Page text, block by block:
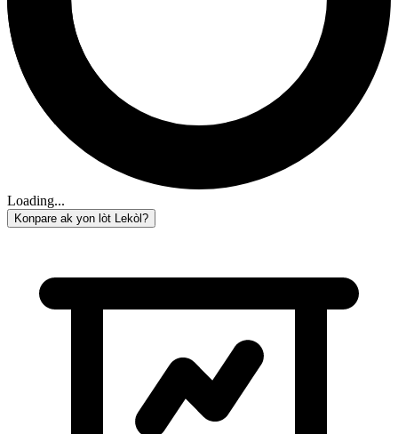
Loading...
Konpare ak yon lòt Lekòl?